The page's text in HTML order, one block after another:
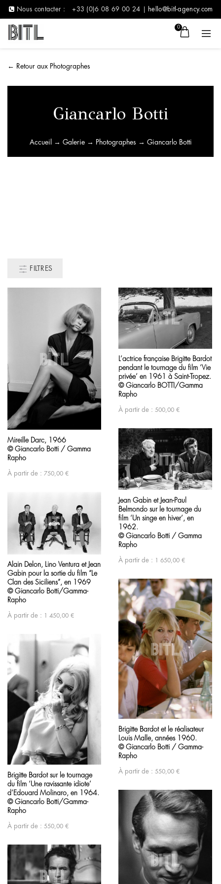
Nous contacter : +33 (0)6 08 69 00 24 | hello@bitl-agency.com
0
← Retour aux Photographes
Giancarlo Botti
Accueil → Galerie→ Photographes → Giancarlo Botti
FILTRES
Mireille Darc, 1966
© Giancarlo Botti / Gamma
Rapho
À partir de : 750,00 €
L’actrice française Brigitte Bardot
pendant le tournage du film ‘Vie
privée’ en 1961 à Saint-Tropez.
© Giancarlo BOTTI/Gamma
Rapho
À partir de : 500,00 €
Jean Gabin et Jean-Paul
Belmondo sur le tournage du
film ‘Un singe en hiver’, en
1962.
© Giancarlo Botti / Gamma
Rapho
À partir de : 1 650,00 €
Alain Delon, Lino Ventura et Jean
Gabin pour la sortie du film “Le
Clan des Siciliens”, en 1969
© Giancarlo Botti/Gamma-
Rapho
À partir de : 1 450,00 €
Brigitte Bardot et le réalisateur
Louis Malle, années 1960.
© Giancarlo Botti / Gamma-
Rapho
À partir de : 550,00 €
Brigitte Bardot sur le tournage
du film ‘Une ravissante idiote’
d’Edouard Molinaro, en 1964.
© Giancarlo Botti/Gamma-
Rapho
À partir de : 550,00 €